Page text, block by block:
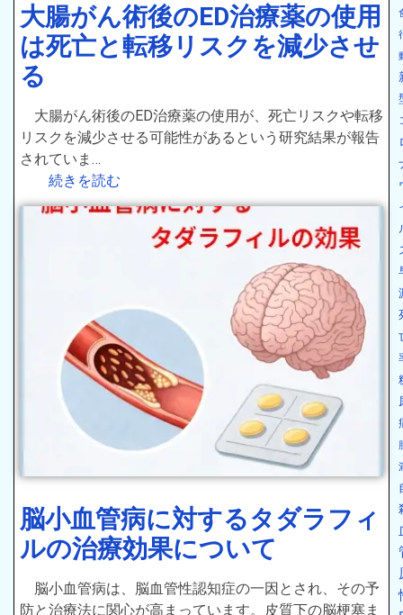
大腸がん術後のED治療薬の使用
は死亡と転移リスクを減少させ
る
大腸がん術後のED治療薬の使用が、死亡リスクや転移
リスクを減少させる可能性があるという研究結果が報告
されていま…
続きを読む
脳小血管病に対するタダラフィ
ルの治療効果について
脳小血管病は、脳血管性認知症の一因とされ、その予
防と治療法に関心が高まっています。皮質下の脳梗塞ま